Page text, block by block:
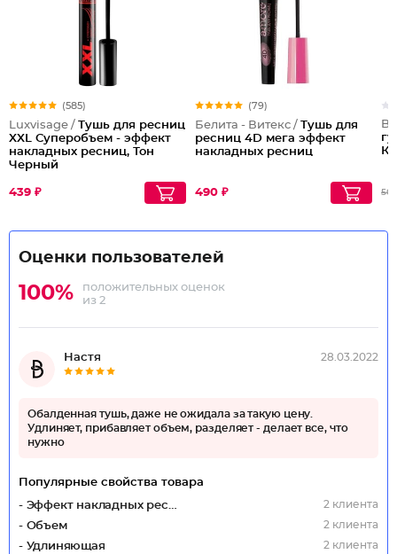
(585)
Luxvisage / Тушь для ресниц
XXL Суперобъем - эффект
накладных ресниц, Тон
Черный
439 ₽
(79)
Белита - Витекс / Тушь для
ресниц 4D мега эффект
накладных ресниц
490 ₽ 501
Оценки пользователей
100%
положительных оценок
из 2
Настя 28.03.2022
Обалденная тушь, даже не ожидала за такую цену.
Удлиняет, прибавляет объем, разделяет - делает все, что
нужно
Популярные свойства товара
- Эффект накладных ресниц
2 клиента
- Объем 2 клиента
- Удлиняющая 2 клиента